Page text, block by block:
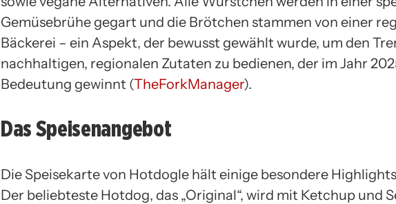
Gemüsebrühe gegart und die Brötchen stammen von einer
Bäckerei – ein Aspekt, der bewusst gewählt wurde, um den
nachhaltigen, regionalen Zutaten zu bedienen, der im Jahr
Bedeutung gewinnt (TheForkManager).
Das Speisenangebot
Die Speisekarte von Hotdogle hält einige besondere
Der beliebteste Hotdog, das „Original“, wird mit Ketchup und